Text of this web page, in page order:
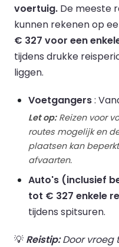
voertuig. De meeste
kunnen rekenen op
€ 327 voor een
tijdens drukke
liggen.
Voetgangers:
Let op:Reizen voor
routes mogelijk en
plaatsen kan
afvaarten.
Auto's (inclusief
tot € 327 enkele
tijdens spitsuren.
💡 Reistip:Door vroeg